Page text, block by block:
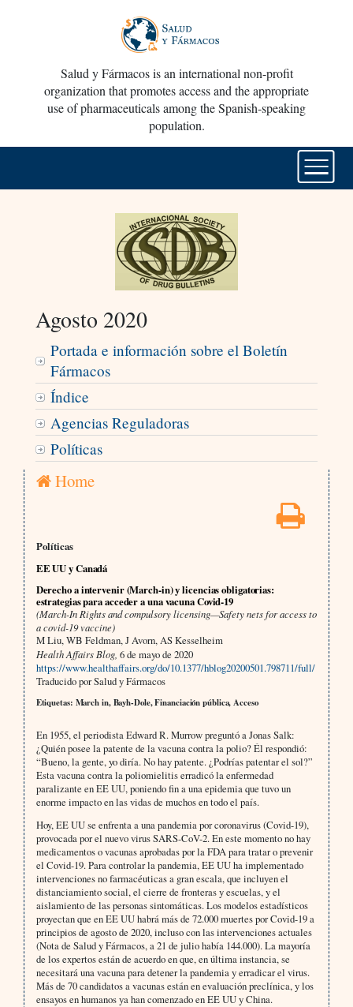
Salud y Fármacos is an international non-profit
organization that promotes access and the appropriate
use of pharmaceuticals among the Spanish-speaking
population.
Agosto 2020
Portada e información sobre el Boletín
Fármacos
Índice
Agencias Reguladoras
Políticas
Home
Políticas
EE UU y Canadá
Derecho a intervenir (March-in) y licencias obligatorias:
estrategias para acceder a una vacuna Covid-19
(March-In Rights and compulsory licensing—Safety nets for access to
a covid-19 vaccine)
M Liu, WB Feldman, J Avorn, AS Kesselheim
Health Affairs Blog, 6 de mayo de 2020
https://www.healthaffairs.org/do/10.1377/hblog20200501.798711/full/
Traducido por Salud y Fármacos
Etiquetas: March in, Bayh-Dole, Financiación pública, Acceso
En 1955, el periodista Edward R. Murrow preguntó a Jonas Salk:
¿Quién posee la patente de la vacuna contra la polio? Él respondió:
“Bueno, la gente, yo diría. No hay patente. ¿Podrías patentar el sol?”
Esta vacuna contra la poliomielitis erradicó la enfermedad
paralizante en EE UU, poniendo fin a una epidemia que tuvo un
enorme impacto en las vidas de muchos en todo el país.
Hoy, EE UU se enfrenta a una pandemia por coronavirus (Covid-19),
provocada por el nuevo virus SARS-CoV-2. En este momento no hay
medicamentos o vacunas aprobadas por la FDA para tratar o prevenir
el Covid-19. Para controlar la pandemia, EE UU ha implementado
intervenciones no farmacéuticas a gran escala, que incluyen el
distanciamiento social, el cierre de fronteras y escuelas, y el
aislamiento de las personas sintomáticas. Los modelos estadísticos
proyectan que en EE UU habrá más de 72.000 muertes por Covid-19 a
principios de agosto de 2020, incluso con las intervenciones actuales
(Nota de Salud y Fármacos, a 21 de julio había 144.000). La mayoría
de los expertos están de acuerdo en que, en última instancia, se
necesitará una vacuna para detener la pandemia y erradicar el virus.
Más de 70 candidatos a vacunas están en evaluación preclínica, y los
ensayos en humanos ya han comenzado en EE UU y China.